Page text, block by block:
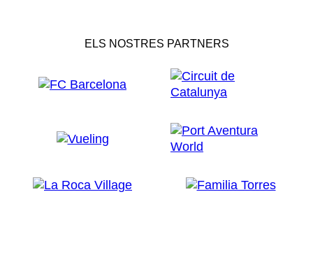
ELS NOSTRES PARTNERS